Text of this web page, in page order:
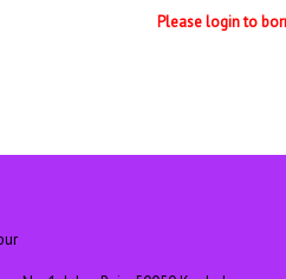
Please login to